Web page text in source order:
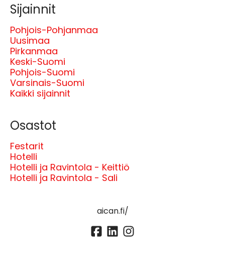
Sijainnit
Pohjois-Pohjanmaa
Uusimaa
Pirkanmaa
Keski-Suomi
Pohjois-Suomi
Varsinais-Suomi
Kaikki sijainnit
Osastot
Festarit
Hotelli
Hotelli ja Ravintola - Keittiö
Hotelli ja Ravintola - Sali
aican.fi/